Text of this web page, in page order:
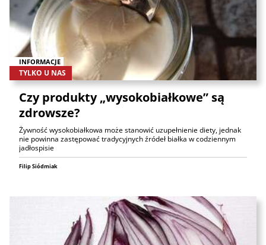
INFORMACJE
TYLKO U NAS
Czy produkty „wysokobiałkowe” są
zdrowsze?
Żywność wysokobiałkowa może stanowić uzupełnienie diety, jednak
nie powinna zastępować tradycyjnych źródeł białka w codziennym
jadłospisie
Filip Siódmiak